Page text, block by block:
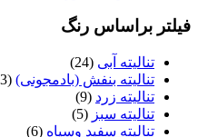
فیلتر براساس رنگ
تنالیته آبی (24)
تنالیته بنفش (بادمجونی) (3)
تنالیته زرد (9)
تنالیته سبز (5)
تنالیته سفید وسیاه (6)